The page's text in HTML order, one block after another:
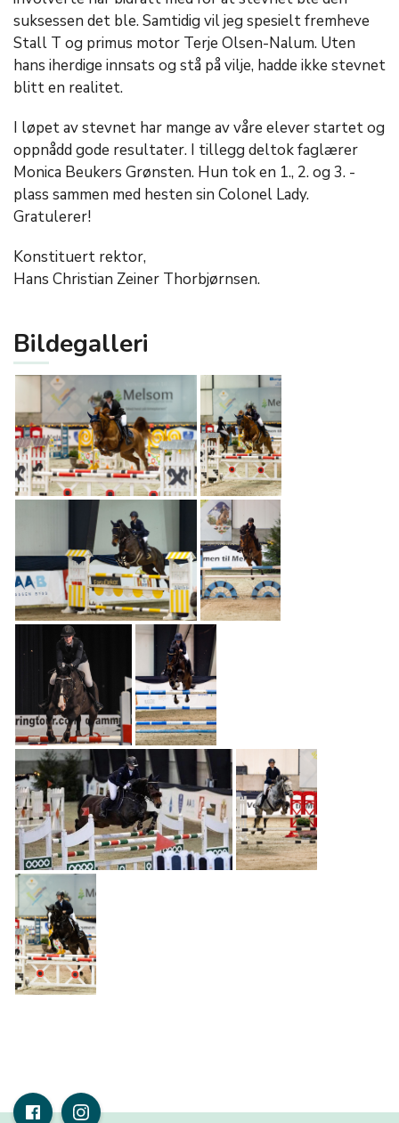
suksessen det ble. Samtidig vil jeg spesielt fremheve
Stall T og primus motor Terje Olsen-Nalum. Uten
hans iherdige innsats og stå på vilje, hadde ikke stevnet
blitt en realitet.
I løpet av stevnet har mange av våre elever startet og
oppnådd gode resultater. I tillegg deltok faglærer
Monica Beukers Grønsten. Hun tok en 1., 2. og 3. -
plass sammen med hesten sin Colonel Lady.
Gratulerer!
Konstituert rektor,
Hans Christian Zeiner Thorbjørnsen.
Bildegalleri